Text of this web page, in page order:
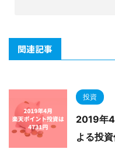
関連記事
投資
2019年4
よる投